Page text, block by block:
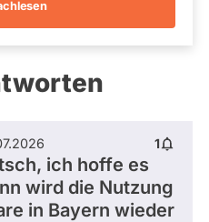
1
ich hoffe es
wird die Nutzung
in Bayern wieder